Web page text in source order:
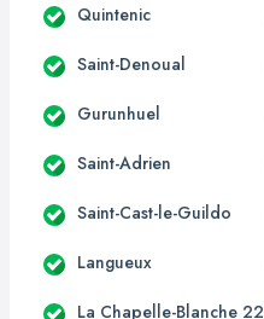
Quintenic
Saint-Denoual
Gurunhuel
Saint-Adrien
Saint-Cast-le-Guildo
Langueux
La Chapelle-Blanche 22